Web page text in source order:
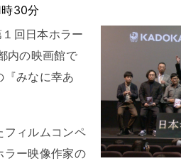
30分
回日本ホラー
内の映画館で
『みなに幸あ
ィルムコンペ
ラー映像作家の